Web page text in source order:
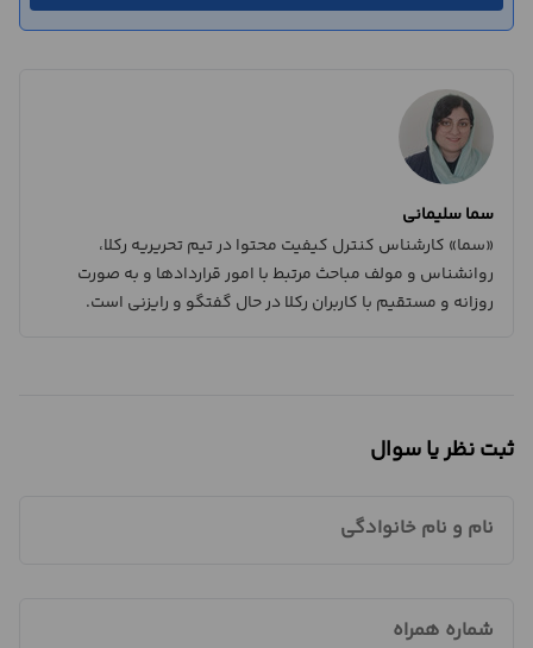
سما سلیمانی
«سما» کارشناس کنترل کیفیت محتوا در تیم تحریریه رکلا،
روانشناس و مولف مباحث مرتبط با امور قراردادها و به صورت
روزانه و مستقیم با کاربران رکلا در حال گفتگو و رایزنی است.
ثبت نظر یا سوال
نام و نام خانوادگی
شماره همراه